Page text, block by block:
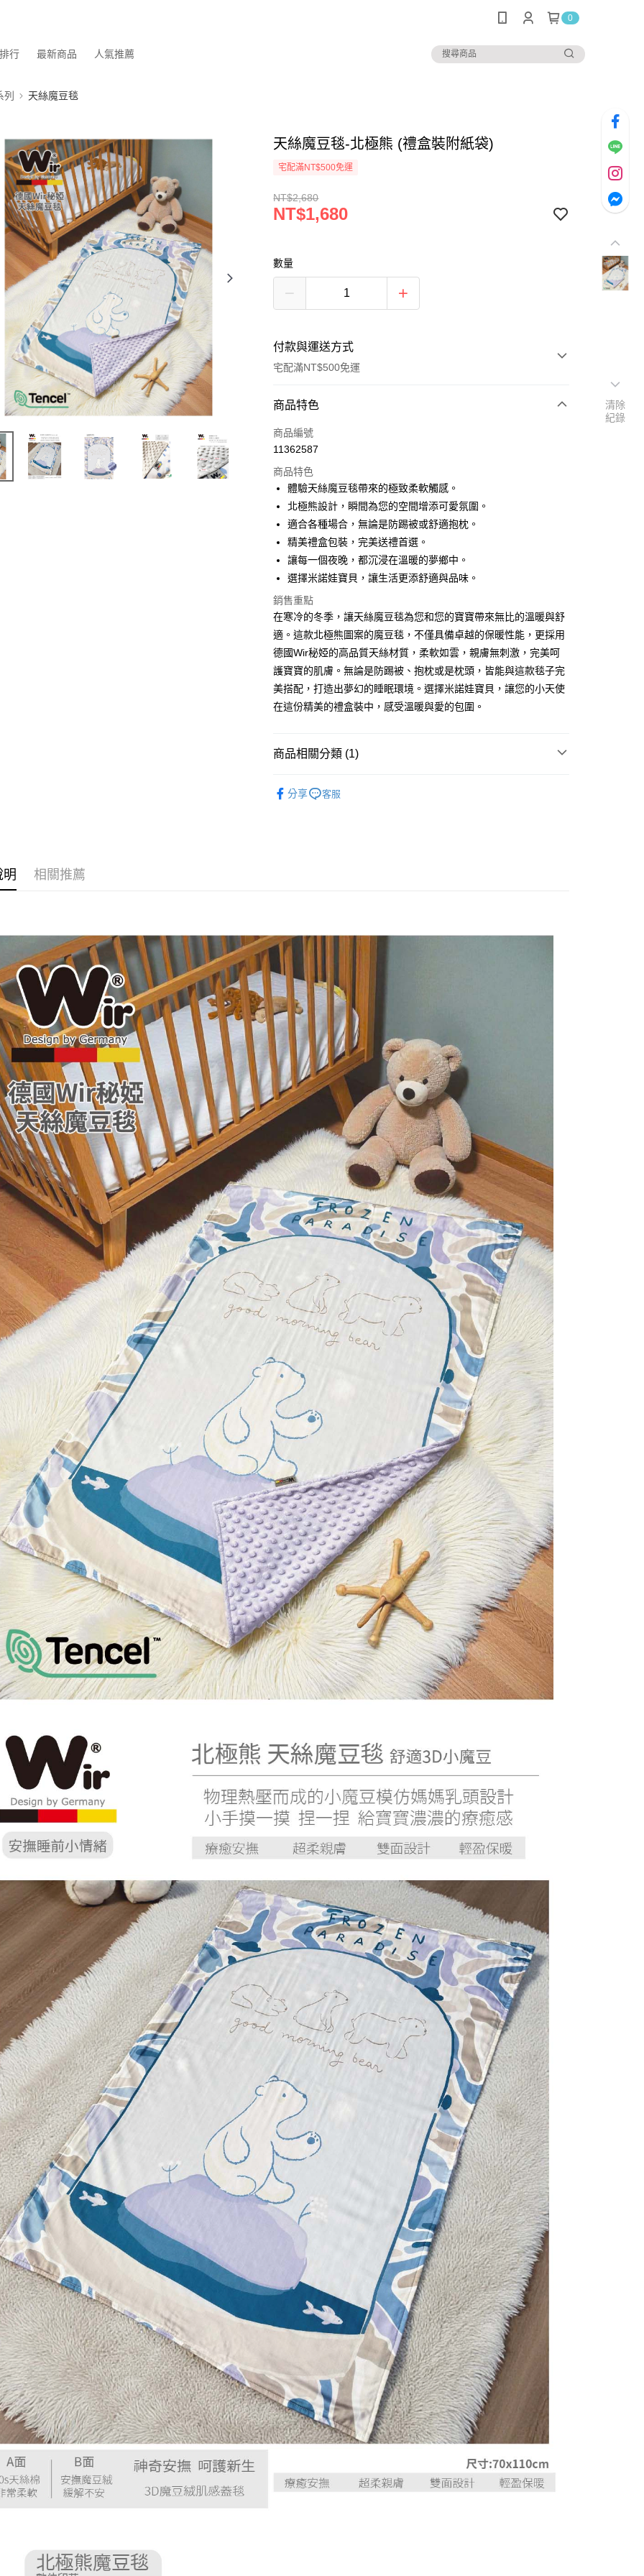
0
行 最新商品 人氣推薦
天絲魔豆毯
天絲魔豆毯-北極熊 (禮盒裝附紙袋)
宅配滿NT$500免運
NT$2,680
NT$1,680
數量
付款與運送方式
宅配滿NT$500免運
付款方式
信用卡一次付款
Apple Pay
街口支付
悠遊付
ATM付款
運送方式
宅配
每筆NT$80，滿NT$500(含以上)免運費
臺灣離島-金、馬、澎
每筆NT$100，滿NT$1,000(含以上)免運費
商品特色
商品編號
11362587
商品特色
體驗天絲魔豆毯帶來的極致柔軟觸感。
北極熊設計，瞬間為您的空間增添可愛氛圍。
適合各種場合，無論是防踢被或舒適抱枕。
精美禮盒包裝，完美送禮首選。
讓每一個夜晚，都沉浸在溫暖的夢鄉中。
選擇米諾娃寶貝，讓生活更添舒適與品味。
銷售重點
在寒冷的冬季，讓天絲魔豆毯為您和您的寶寶帶來無比的溫暖與舒
適。這款北極熊圖案的魔豆毯，不僅具備卓越的保暖性能，更採用
德國Wir秘婭的高品質天絲材質，柔軟如雲，親膚無刺激，完美呵
護寶寶的肌膚。無論是防踢被、抱枕或是枕頭，皆能與這款毯子完
美搭配，打造出夢幻的睡眠環境。選擇米諾娃寶貝，讓您的小天使
在這份精美的禮盒裝中，感受溫暖與愛的包圍。
商品相關分類 (1)
豆毯分享 客服
明 相關推薦
清除
紀錄